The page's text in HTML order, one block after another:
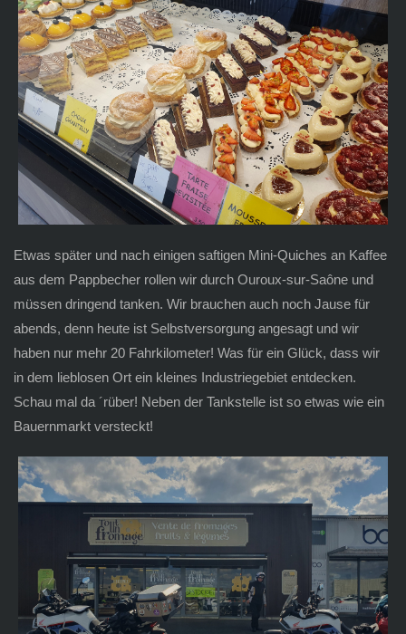
Etwas später und nach einigen saftigen Mini-Quiches an Kaffee
aus dem Pappbecher rollen wir durch Ouroux-sur-Saône und
müssen dringend tanken. Wir brauchen auch noch Jause für
abends, denn heute ist Selbstversorgung angesagt und wir
haben nur mehr 20 Fahrkilometer! Was für ein Glück, dass wir
in dem lieblosen Ort ein kleines Industriegebiet entdecken.
Schau mal da ´rüber! Neben der Tankstelle ist so etwas wie ein
Bauernmarkt versteckt!